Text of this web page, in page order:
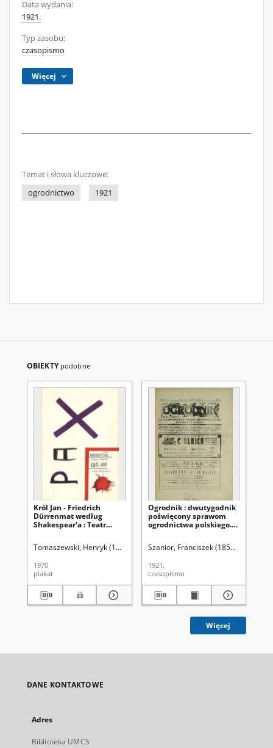
Data wydania:
1921.
Typ zasobu:
czasopismo
Więcej
Temat i słowa kluczowe:
ogrodnictwo
1921
OBIEKTY podobne
Król Jan - Friedrich
Dürrenmat według
Shakespear'a : Teatr
Tomaszewski, Henryk (1914-2005)
1970
plakat
Ogrodnik : dwutygodnik
poświęcony sprawom
ogrodnictwa polskiego.
Szanior, Franciszek (1853-1945).
1921.
czasopismo
Więcej
DANE KONTAKTOWE
Adres
Biblioteka UMCS